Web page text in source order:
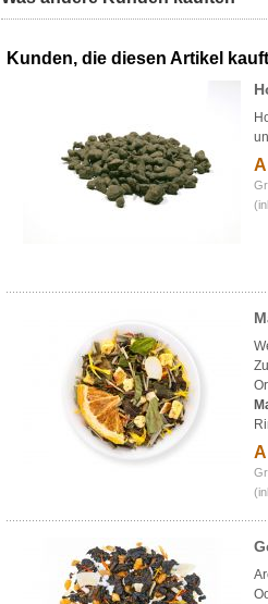
Kunden, die diesen Artikel